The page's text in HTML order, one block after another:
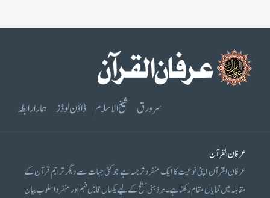
سرورق شیخ الاسلام ڈاؤن لوڈز ہمارا رابطہ
عرفان القرآن
عرفان القرآن اپنی نوعیت کا ایک منفرد ترجمہ ہے جو کئی جہات سے دیگر تراجم قرآن کے
مقابلہ میں نمایاں مقام رکھتا ہے۔ ہر ذہنی سطح کے لیے یکساں قابل فہم اور منفرد اسلوب بیان